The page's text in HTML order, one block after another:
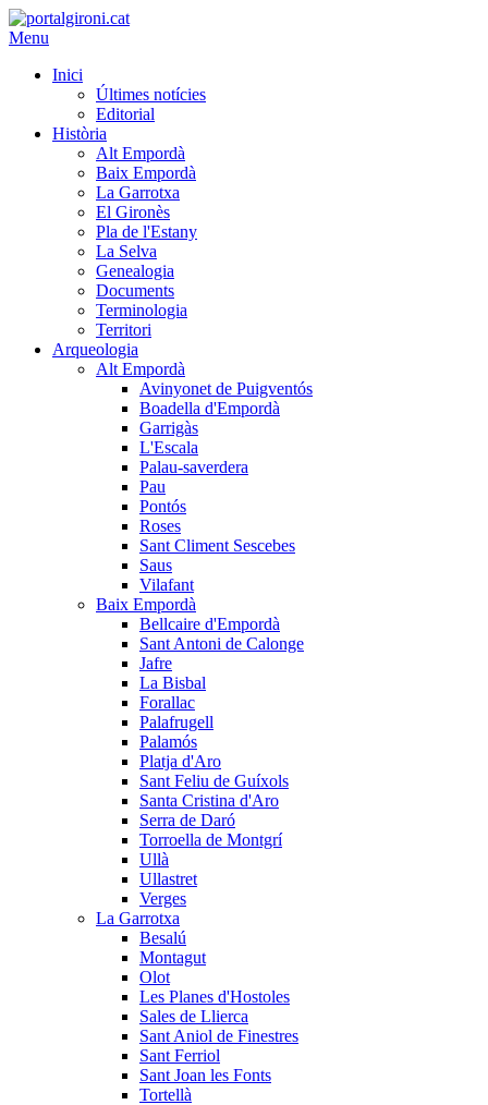
Menu
Inici
Últimes notícies
Editorial
Història
Alt Empordà
Baix Empordà
La Garrotxa
El Gironès
Pla de l'Estany
La Selva
Genealogia
Documents
Terminologia
Territori
Arqueologia
Alt Empordà
Avinyonet de Puigventós
Boadella d'Empordà
Garrigàs
L'Escala
Palau-saverdera
Pau
Pontós
Roses
Sant Climent Sescebes
Saus
Vilafant
Baix Empordà
Bellcaire d'Empordà
Sant Antoni de Calonge
Jafre
La Bisbal
Forallac
Palafrugell
Palamós
Platja d'Aro
Sant Feliu de Guíxols
Santa Cristina d'Aro
Serra de Daró
Torroella de Montgrí
Ullà
Ullastret
Verges
La Garrotxa
Besalú
Montagut
Olot
Les Planes d'Hostoles
Sales de Llierca
Sant Aniol de Finestres
Sant Ferriol
Sant Joan les Fonts
Tortellà